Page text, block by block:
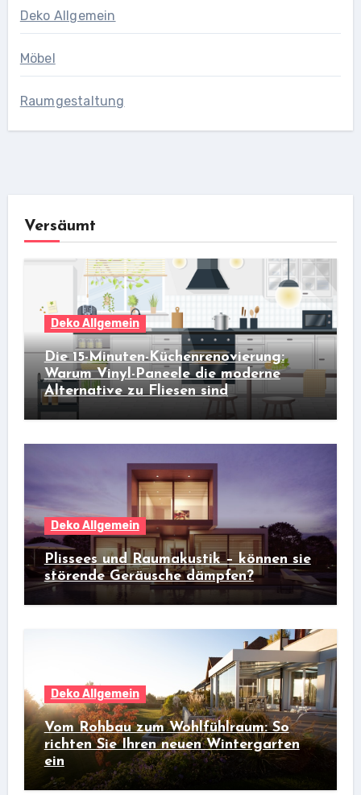
Deko Allgemein
Möbel
Raumgestaltung
Versäumt
Deko Allgemein
Die 15-Minuten-Küchenrenovierung:
Warum Vinyl-Paneele die moderne
Alternative zu Fliesen sind
Deko Allgemein
Plissees und Raumakustik – können sie
störende Geräusche dämpfen?
Deko Allgemein
Vom Rohbau zum Wohlfühlraum: So
richten Sie Ihren neuen Wintergarten
ein